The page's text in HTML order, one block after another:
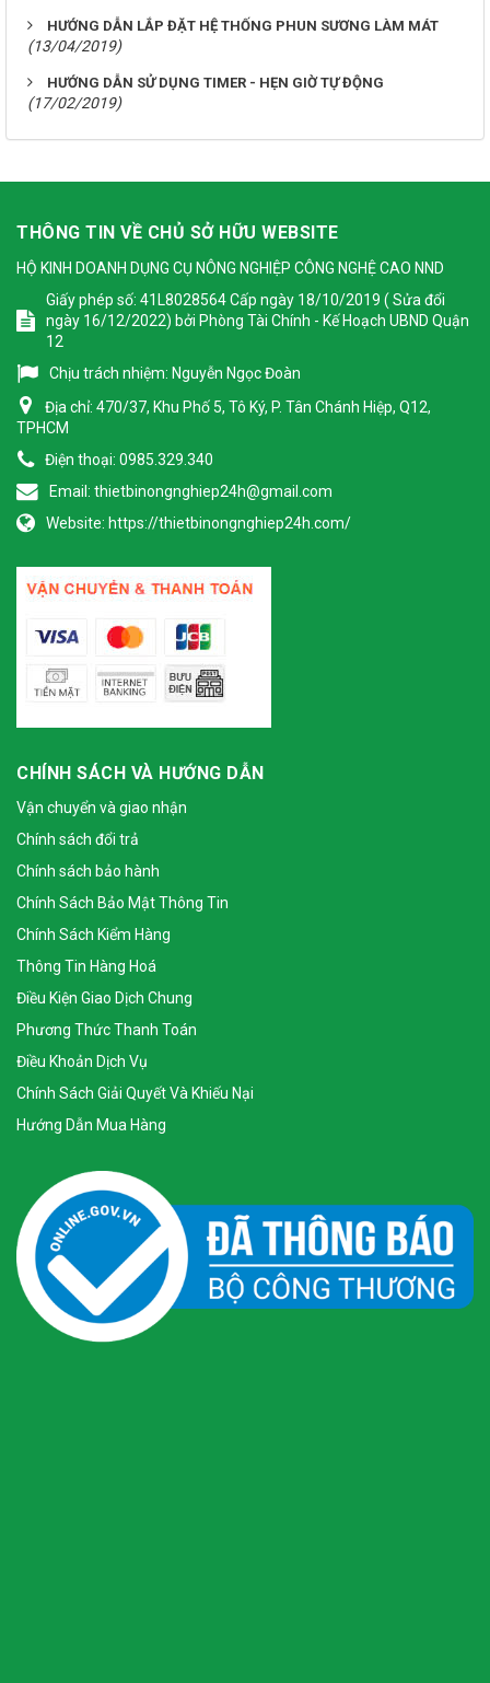
HƯỚNG DẪN LẮP ĐẶT HỆ THỐNG PHUN SƯƠNG LÀM MÁT
(13/04/2019)
HƯỚNG DẪN SỬ DỤNG TIMER - HẸN GIỜ TỰ ĐỘNG
(17/02/2019)
THÔNG TIN VỀ CHỦ SỞ HỮU WEBSITE
HỘ KINH DOANH DỤNG CỤ NÔNG NGHIỆP CÔNG NGHỆ CAO NND
Giấy phép số: 41L8028564 Cấp ngày 18/10/2019 ( Sửa đổi
ngày 16/12/2022) bởi Phòng Tài Chính - Kế Hoạch UBND Quận
12
Chịu trách nhiệm: Nguyễn Ngọc Đoàn
Địa chỉ: 470/37, Khu Phố 5, Tô Ký, P. Tân Chánh Hiệp, Q12,
TPHCM
Điện thoại: 0985.329.340
Email: thietbinongnghiep24h@gmail.com
Website: https://thietbinongnghiep24h.com/
CHÍNH SÁCH VÀ HƯỚNG DẪN
Vận chuyển và giao nhận
Chính sách đổi trả
Chính sách bảo hành
Chính Sách Bảo Mật Thông Tin
Chính Sách Kiểm Hàng
Thông Tin Hàng Hoá
Điều Kiện Giao Dịch Chung
Phương Thức Thanh Toán
Điều Khoản Dịch Vụ
Chính Sách Giải Quyết Và Khiếu Nại
Hướng Dẫn Mua Hàng